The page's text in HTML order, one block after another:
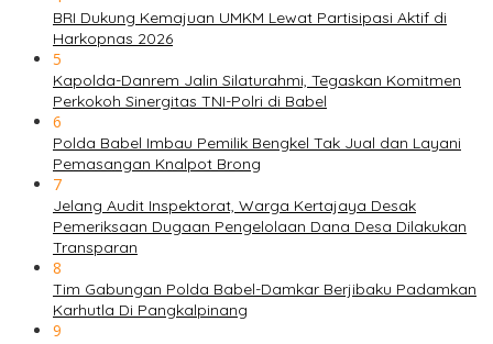
BRI Dukung Kemajuan UMKM Lewat Partisipasi Aktif di
Harkopnas 2026
5
Kapolda-Danrem Jalin Silaturahmi, Tegaskan Komitmen
Perkokoh Sinergitas TNI-Polri di Babel
6
Polda Babel Imbau Pemilik Bengkel Tak Jual dan Layani
Pemasangan Knalpot Brong
7
Jelang Audit Inspektorat, Warga Kertajaya Desak
Pemeriksaan Dugaan Pengelolaan Dana Desa Dilakukan
Transparan
8
Tim Gabungan Polda Babel-Damkar Berjibaku Padamkan
Karhutla Di Pangkalpinang
9